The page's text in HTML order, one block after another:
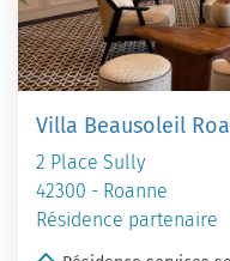
Villa Beausoleil
2 Place Sully
42300 - Roanne
Résidence partenaire